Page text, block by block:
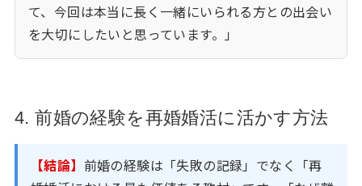
て、今回は本当に長く一緒にいられる方との出会い
を大切にしたいと思っています。」
4. 前婚の経験を再婚婚活に活かす方法
【結論】 前婚の経験は「失敗の記録」でなく「再